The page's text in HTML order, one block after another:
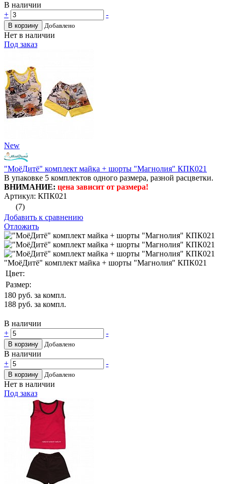
В наличии
+
-
В корзину Добавлено
Нет в наличии
Под заказ
New
"МоёДитё" комплект майка + шорты "Магнолия" КПК021
В упаковке 5 комплектов одного размера, разной расцветки.
ВНИМАНИЕ: цена зависит от размера!
Артикул: КПК021
(7)
Добавить к сравнению
Отложить
"МоёДитё" комплект майка + шорты "Магнолия" КПК021
Цвет:
Размер:
180 руб. за компл.
188 руб. за компл.
В наличии
+
-
В корзину Добавлено
В наличии
+
-
В корзину Добавлено
Нет в наличии
Под заказ